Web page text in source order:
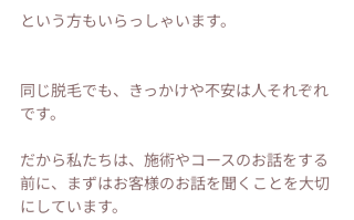
という方もいらっしゃいます。
同じ脱毛でも、きっかけや不安は人それぞれ
です。
だから私たちは、施術やコースのお話をする
前に、まずはお客様のお話を聞くことを大切
にしています。